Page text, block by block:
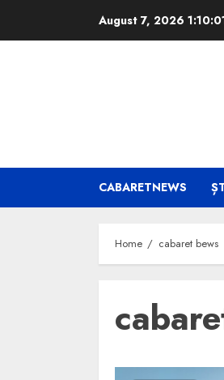
August 7, 2026
CABARETNEWS
Home cabaret bews